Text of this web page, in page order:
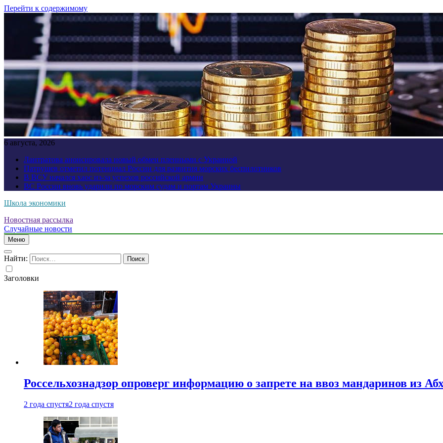
Перейти к содержимому
6 августа, 2026
Лантратова анонсировала новый обмен пленными с Украиной
Патрушев отметил потенциал России для развития морских беспилотников
В ВСУ начался хаос из-за успехов российской армии
ВС России вновь ударили по морским судам и портам Украины
Школа экономики
Новостная рассылка
Случайные новости
Меню
Найти:
Заголовки
Россельхознадзор опроверг информацию о запрете на ввоз мандаринов из
2 года спустя2 года спустя